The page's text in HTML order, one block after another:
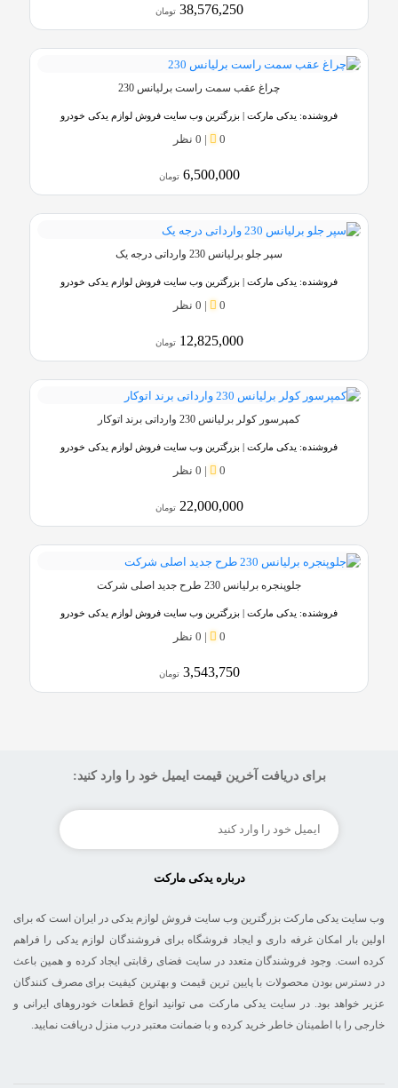
38,576,250 تومان
چراغ عقب سمت راست برلیانس 230
فروشنده: یدکی مارکت | بزرگترین وب سایت فروش لوازم یدکی خودرو
0
| 0 نظر
6,500,000 تومان
سپر جلو برلیانس 230 وارداتی درجه یک
فروشنده: یدکی مارکت | بزرگترین وب سایت فروش لوازم یدکی خودرو
0
| 0 نظر
12,825,000 تومان
کمپرسور کولر برلیانس 230 وارداتی برند اتوکار
فروشنده: یدکی مارکت | بزرگترین وب سایت فروش لوازم یدکی خودرو
0
| 0 نظر
22,000,000 تومان
جلوپنجره برلیانس 230 طرح جدید اصلی شرکت
فروشنده: یدکی مارکت | بزرگترین وب سایت فروش لوازم یدکی خودرو
0
| 0 نظر
3,543,750 تومان
برای دریافت آخرین قیمت ایمیل خود را وارد کنید:
درباره یدکی مارکت
وب سایت یدکی مارکت بزرگترین وب سایت فروش لوازم یدکی در ایران است که برای
اولین بار امکان غرفه داری و ایجاد فروشگاه برای فروشندگان لوازم یدکی را فراهم
کرده است. وجود فروشندگان متعدد در سایت فضای رقابتی ایجاد کرده و همین باعث
در دسترس بودن محصولات با پایین ترین قیمت و بهترین کیفیت برای مصرف کنندگان
عزیر خواهد بود. در سایت یدکی مارکت می توانید انواع قطعات خودروهای ایرانی و
خارجی را با اطمینان خاطر خرید کرده و با ضمانت معتبر درب منزل دریافت نمایید.